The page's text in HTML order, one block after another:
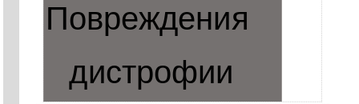
Повреждения
дистрофии